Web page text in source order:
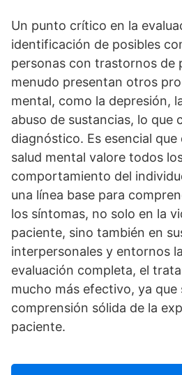
Un punto crí­tico en la
identificación de posibles
personas con trastornos de
menudo presentan otros
mental, como la depresión,
abuso de sustancias, lo que
diagnóstico. Es esencial
salud mental valore todos
comportamiento del
una lí­nea base para
los sí­ntomas, no solo en la
paciente, sino también en
interpersonales y entornos
evaluación completa, el
mucho más efectivo, ya que
comprensión sólida de la
paciente.